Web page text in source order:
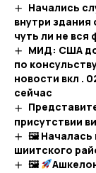
Начались
внутри
чуть ли не вся
МИД: США
по
новости вкл .
сейчас
присутствии
🖼 Началась
шиитского
🖼